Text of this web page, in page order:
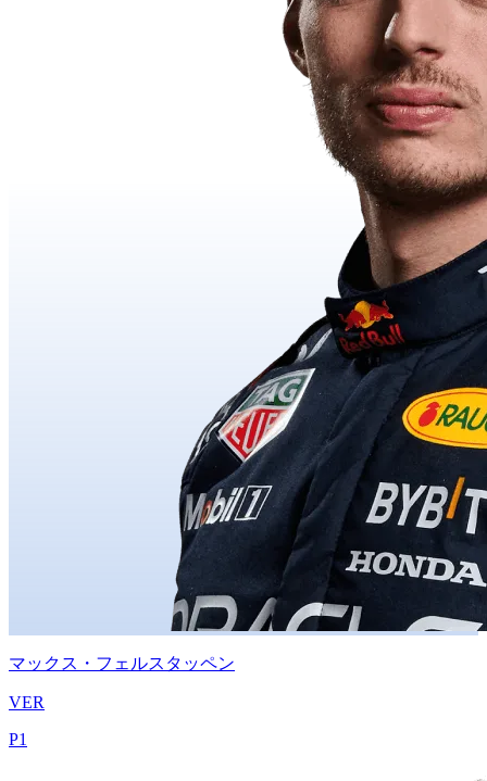
マックス・フェルスタッペン
VER
P1